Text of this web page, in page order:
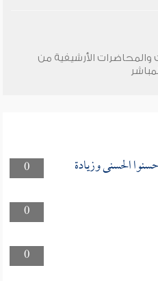
والمحاضرات الأرشيفية من
0 الحسنى وزيادة
0
0